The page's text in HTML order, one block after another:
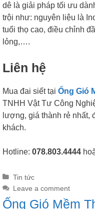
dê là giải pháp tối ưu
trội như: nguyên liệu là
tuổi thọ cao, điều chỉnh
lỏng,….
Liên hệ
Mua đai siết tại Ống Gió
TNHH Vật Tư Công
lượng, giá thành rẻ nhất,
khách.
Hotline: 078.803.4444
Categories
Tin tức
Leave a comment
Ống Gió Mềm